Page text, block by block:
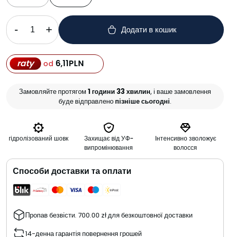
- + Додати в кошик
raty od 6,11PLN
Замовляйте протягом 1 години 33 хвилин, і ваше замовлення
буде відправлено пізніше сьогодні.
гідролізований шовк
Захищає від УФ-
випромінювання
Інтенсивно зволожує
волосся
Способи доставки та оплати
Пропав безвісти. 700.00 złдля безкоштовної доставки
14-денна гарантія повернення грошей